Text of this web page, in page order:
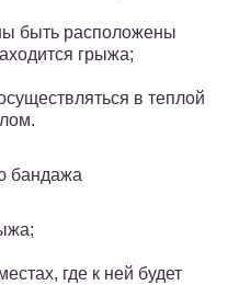
быть расположены
грыжа;
в теплой
бандажа
где к ней будет